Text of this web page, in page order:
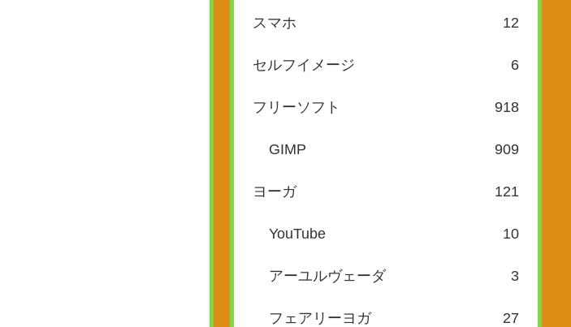
スマホ 12
セルフイメージ 6
フリーソフト 918
GIMP 909
ヨーガ 121
YouTube 10
アーユルヴェーダ 3
フェアリーヨガ 27